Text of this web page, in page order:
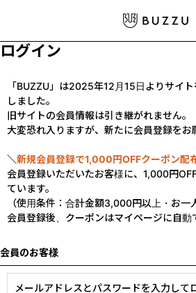
ログイン
「BUZZU」は2025年12月15日よりサイ
しました。
旧サイトの会員情報は引き継がれません。
大変恐れ入りますが、新たに会員登録をお
＼新規会員登録で1,000円OFFクーポン配
会員登録いただいたお客様に、1,000円
ています。
（使用条件：合計金額3,000円以上・お一
会員登録後、クーポンはマイページに自動
会員のお客様
メールアドレスとパスワードを入力して